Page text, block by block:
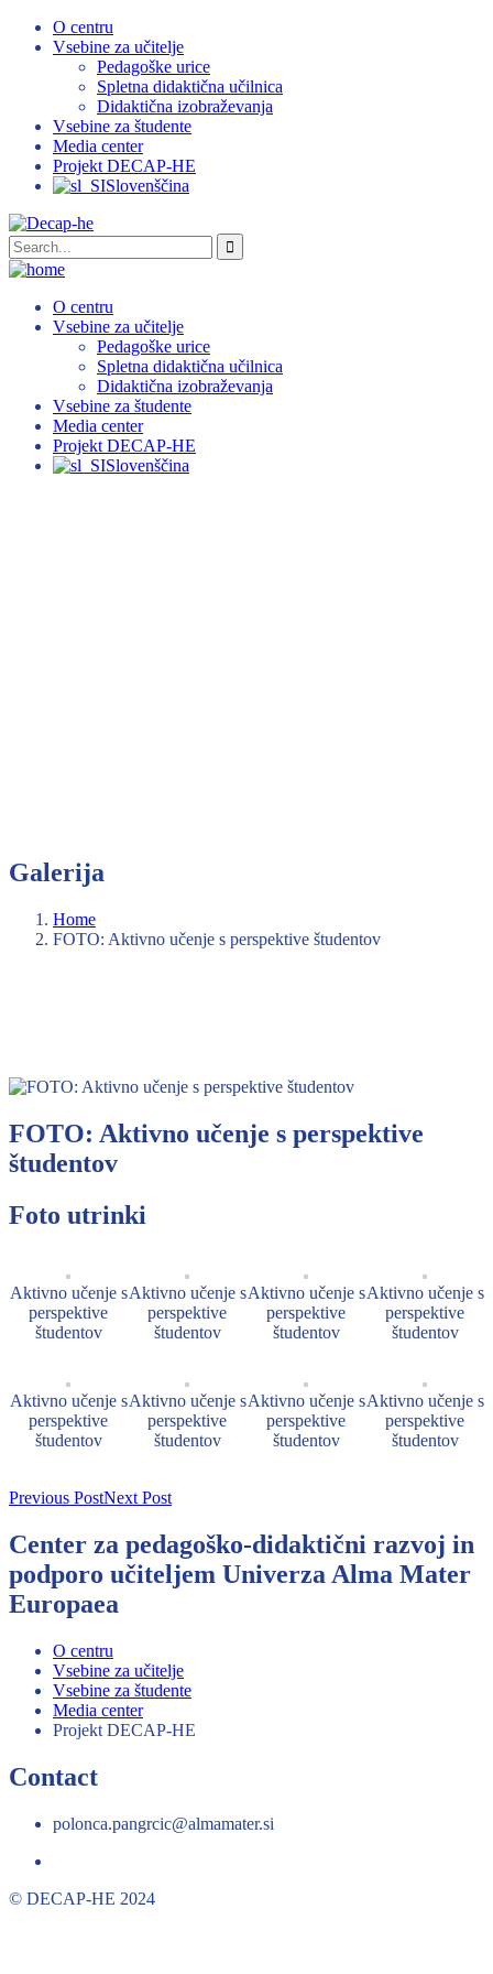
O centru
Vsebine za učitelje
Pedagoške urice
Spletna didaktična učilnica
Didaktična izobraževanja
Vsebine za študente
Media center
Projekt DECAP-HE
Slovenščina
O centru
Vsebine za učitelje
Pedagoške urice
Spletna didaktična učilnica
Didaktična izobraževanja
Vsebine za študente
Media center
Projekt DECAP-HE
Slovenščina
Galerija
Home
FOTO: Aktivno učenje s perspektive študentov
FOTO: Aktivno učenje s perspektive
študentov
Foto utrinki
Aktivno učenje s
perspektive
študentov
Aktivno učenje s
perspektive
študentov
Aktivno učenje s
perspektive
študentov
Aktivno učenje s
perspektive
študentov
Aktivno učenje s
perspektive
študentov
Aktivno učenje s
perspektive
študentov
Aktivno učenje s
perspektive
študentov
Aktivno učenje s
perspektive
študentov
Previous PostNext Post
Center za pedagoško-didaktični razvoj in
podporo učiteljem Univerza Alma Mater
Europaea
O centru
Vsebine za učitelje
Vsebine za študente
Media center
Projekt DECAP-HE
Contact
polonca.pangrcic@almamater.si
© DECAP-HE 2024